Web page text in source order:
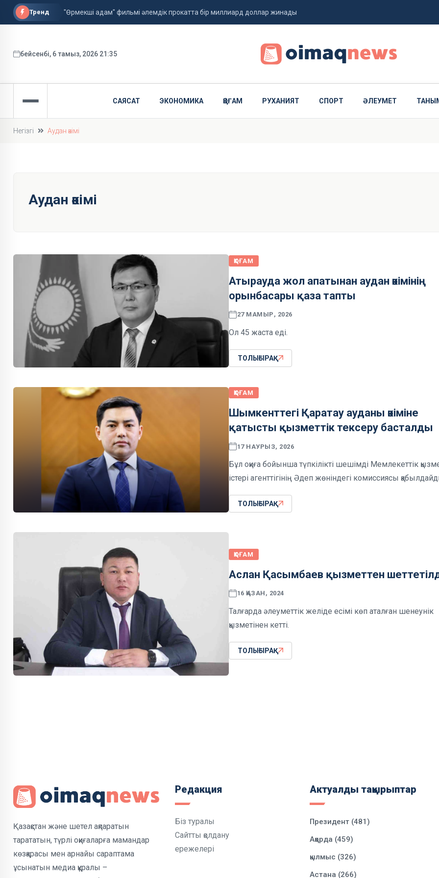
Тренд "Өрмекші адам" фильмі әлемдік прокатта бір миллиард доллар жинады
ФИФА басшысы қызметін сақтап қалды
бейсенбі, 6 тамыз, 2026 21:35
САЯСАТ ЭКОНОМИКА ҚОҒАМ РУХАНИЯТ СПОРТ ӘЛЕУМЕТ
Негізгі Аудан әкімі
Аудан әкімі
ҚОҒАМ
Атырауда жол апатынан аудан әкімінің
орынбасары қаза тапты
27 МАМЫР, 2026
Ол 45 жаста еді.
ТОЛЫҒЫРАҚ
ҚОҒАМ
Шымкенттегі Қаратау ауданы әкіміне
қатысты қызметтік тексеру басталды
17 НАУРЫЗ, 2026
Бұл оқиға бойынша түпкілікті шешімді Мемлекеттік
істері агенттігінің Әдеп жөніндегі комиссиясы
ТОЛЫҒЫРАҚ
ҚОҒАМ
Аслан Қасымбаев қызметтен
16 ҚАЗАН, 2024
Талғарда әлеуметтік желіде есімі көп аталған шенеунік
қызметінен кетті.
ТОЛЫҒЫРАҚ
Қазақстан және шетел ақпаратын
тарататын, түрлі оқиғаларға мамандар
көзқарасы мен арнайы сараптама
ұсынатын медиа құралы –
Редакция
Біз туралы
Сайтты қолдану
ережелері
Актуалды тақырыптар
Президент (481)
Ақорда (459)
қылмыс (326)
Астана (266)